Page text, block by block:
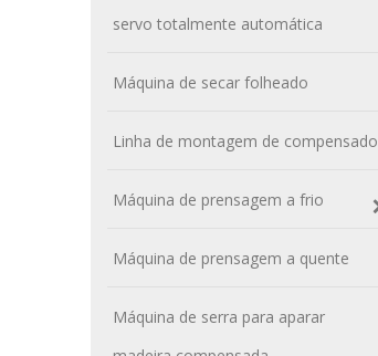
servo totalmente automática
Máquina de secar folheado
Linha de montagem de compensado
Máquina de prensagem a frio
Máquina de prensagem a quente
Máquina de serra para aparar